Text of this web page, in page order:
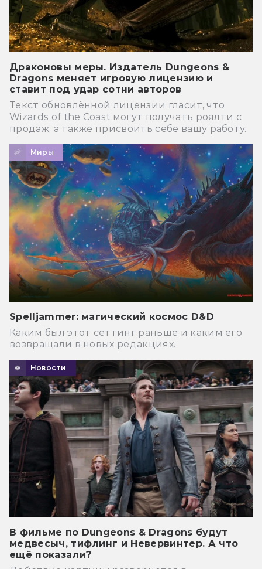
Драконовы меры. Издатель Dungeons &
Dragons меняет игровую лицензию и
ставит под удар сотни авторов
Текст обновлённой лицензии гласит, что
Wizards of the Coast могут получать роялти с
продаж, а также присвоить себе вашу работу.
Миры
Spelljammer: магический космос D&D
Каким был этот сеттинг раньше и каким его
возвращали в новых редакциях.
Новости
В фильме по Dungeons & Dragons будут
медвесыч, тифлинг и Невервинтер. А что
ещё показали?